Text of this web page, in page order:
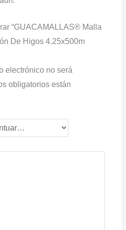
“GUACAMALLAS® Malla
De Higos 4.25x500m
electrónico no será
obligatorios están